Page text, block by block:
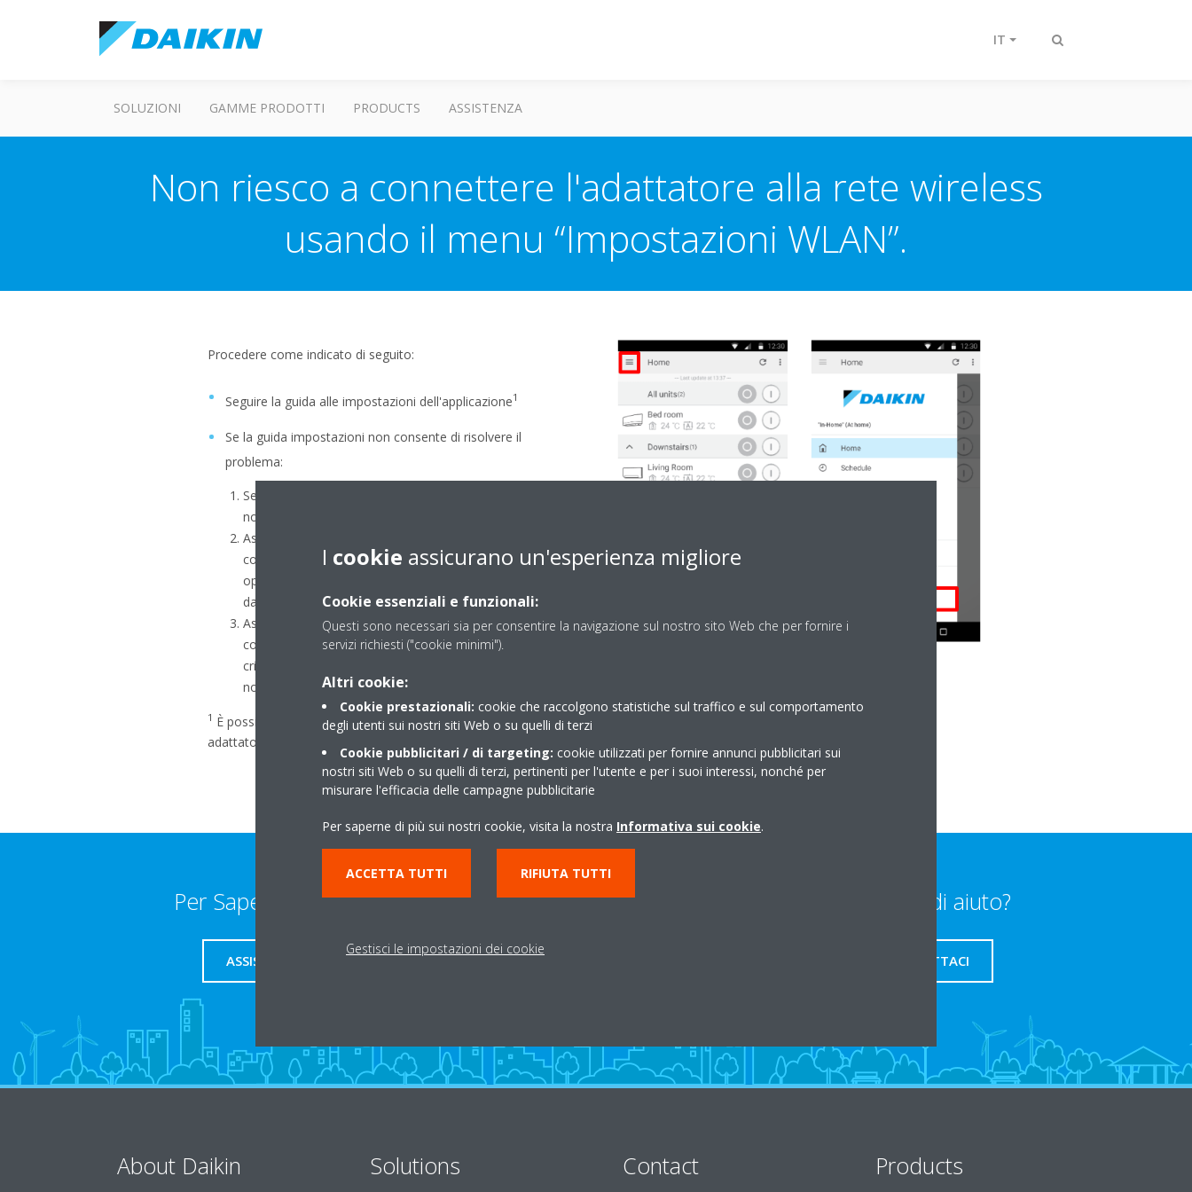
Attiva/disattiva
IT
SOLUZIONI GAMME PRODOTTI PRODUCTS ASSISTENZA
Non riesco a connettere l'adattatore alla rete wireless
usando il menu “Impostazioni WLAN”.
Procedere come indicato di seguito:
Seguire la guida alle impostazioni dell'applicazione1
Se la guida impostazioni non consente di risolvere il
problema:
Se la rete non è visibile, consultare la sezione “La mia rete
non compare nell'elenco a discesa delle reti”.
Assicurarsi che il nome della rete wireless (SSID) non
contenga caratteri speciali come “ ‘, %, &, ?, +, =, …”
oppure caratteri non-ASCII. Non sono supportati
dall'adattatore WLAN.
Assicurarsi di utilizzare un'impostazione di sicurezza
compatibile. L'adattatore WLAN supporta solo la
crittografia personale WPA o WPA2. La crittografia WEP
non è supportata.
1 È possibile accedere alla guida impostazioni (“Aggiungi
adattatore”) dal menu principale.
Per Saperne Di Più
ASSISTENZA
Bisogno di aiuto?
CONTATTACI
About Daikin Solutions Contact Products
I cookie assicurano un'esperienza migliore
Cookie essenziali e funzionali:
Questi sono necessari sia per consentire la navigazione sul nostro sito Web che per fornire i
servizi richiesti ("cookie minimi").
Altri cookie:
Cookie prestazionali: cookie che raccolgono statistiche sul traffico e sul comportamento
degli utenti sui nostri siti Web o su quelli di terzi
Cookie pubblicitari / di targeting: cookie utilizzati per fornire annunci pubblicitari sui
nostri siti Web o su quelli di terzi, pertinenti per l'utente e per i suoi interessi, nonché per
misurare l'efficacia delle campagne pubblicitarie
Per saperne di più sui nostri cookie, visita la nostra Informativa sui cookie.
ACCETTA TUTTI RIFIUTA TUTTI
Gestisci le impostazioni dei cookie